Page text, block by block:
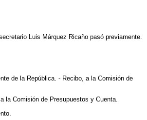
Luis Márquez Ricaño pasó previamente.
de la República. - Recibo, a la Comisión de
la Comisión de Presupuestos y Cuenta.